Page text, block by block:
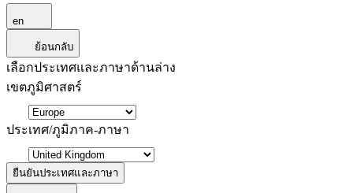
en
ย้อนกลับ
เลือกประเทศและภาษาด้านล่าง
เขตภูมิศาสตร์
ประเทศ/ภูมิภาค-ภาษา
ยืนยันประเทศและภาษา